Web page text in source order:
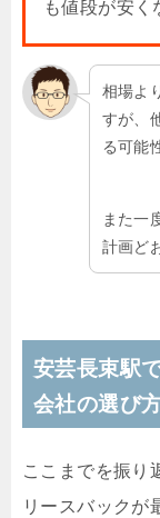
も値段が安く
相場よ
すが、
る可能
また一
計画ど
安芸長束駅
会社の選び
ここまでを振り
リースバックが